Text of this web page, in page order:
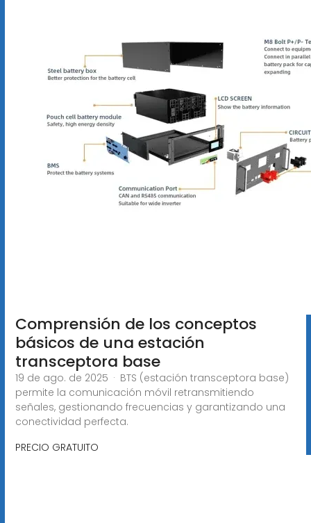
Comprensión de los conceptos
básicos de una estación
transceptora base
19 de ago. de 2025 · BTS (estación transceptora base)
permite la comunicación móvil retransmitiendo
señales, gestionando frecuencias y garantizando una
conectividad perfecta.
PRECIO GRATUITO